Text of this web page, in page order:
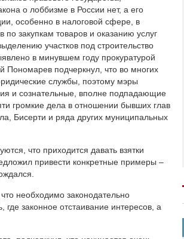
о лоббизме в России нет, а его
особенно в налоговой сфере, в
по закупкам товаров и оказанию услуг
участков под строительство
в минувшем году прокуратурой
Пономарев подчеркнул, что во многих
службы, поэтому мэры
и сознательные, вполне подпадающие
громкие дела в отношении бывших глав
Бисерти и ряда других муниципальных
что приходится давать взятки
привести конкретные примеры –
необходимо законодательно
законное отстаивание интересов, а